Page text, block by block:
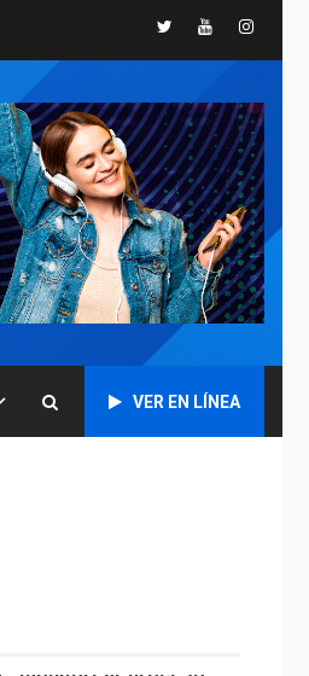
TwitterYoutube
VER EN LÍNEA
Ucrania y Rusia
intensifican
ofensivas de largo
alcance
NACIONALES
TITULARES
ÚLTIMA HORA
Instalan carpas
metálicas como
terminales
temporales en
Aeropuerto de
TITULARES
ÚLTIMA HORA